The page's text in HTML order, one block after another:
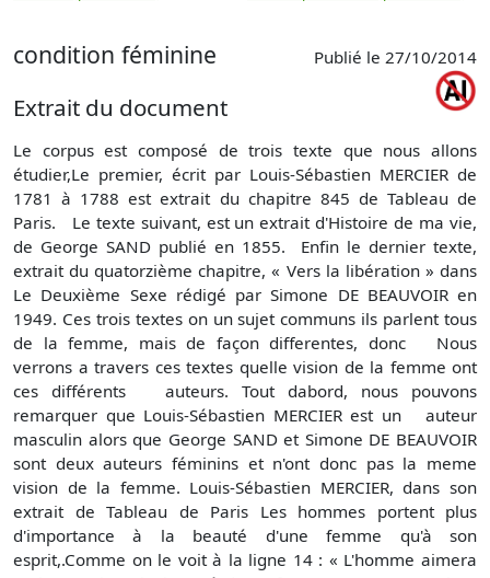
condition féminine Publié le 27/10/2014
Extrait du document
Le corpus est composé de trois texte que nous allons
étudier,Le premier, écrit par Louis-Sébastien MERCIER de
1781 à 1788 est extrait du chapitre 845 de Tableau de
Paris. Le texte suivant, est un extrait d'Histoire de ma vie,
de George SAND publié en 1855. Enfin le dernier texte,
extrait du quatorzième chapitre, « Vers la libération » dans
Le Deuxième Sexe rédigé par Simone DE BEAUVOIR en
1949. Ces trois textes on un sujet communs ils parlent tous
de la femme, mais de façon differentes, donc Nous
verrons a travers ces textes quelle vision de la femme ont
ces différents auteurs. Tout dabord, nous pouvons
remarquer que Louis-Sébastien MERCIER est un auteur
masculin alors que George SAND et Simone DE BEAUVOIR
sont deux auteurs féminins et n'ont donc pas la meme
vision de la femme. Louis-Sébastien MERCIER, dans son
extrait de Tableau de Paris Les hommes portent plus
d'importance à la beauté d'une femme qu'à son
esprit,.Comme on le voit à la ligne 14 : « L'homme aimera